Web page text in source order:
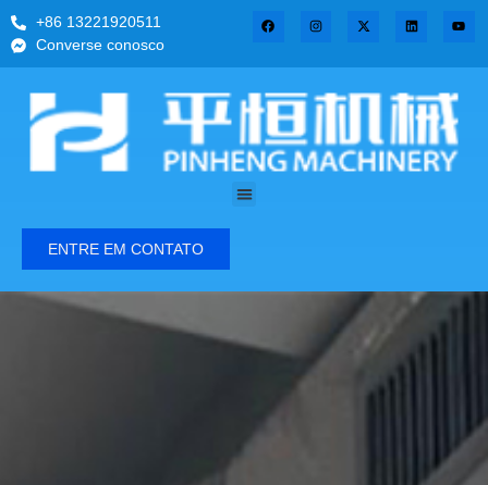
+86 13221920511
Converse conosco
ENTRE EM CONTATO